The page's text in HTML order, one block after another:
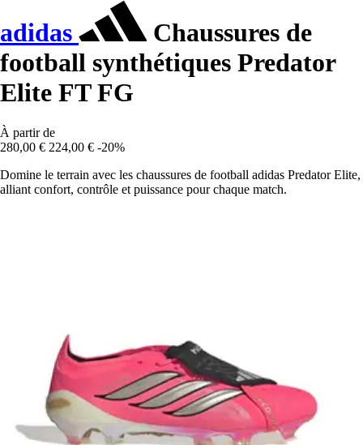
adidas
Chaussures de
football synthétiques Predator
Elite FT FG
À partir de
280,00 € 224,00 € -20%
Domine le terrain avec les chaussures de football adidas Predator Elite,
alliant confort, contrôle et puissance pour chaque match.